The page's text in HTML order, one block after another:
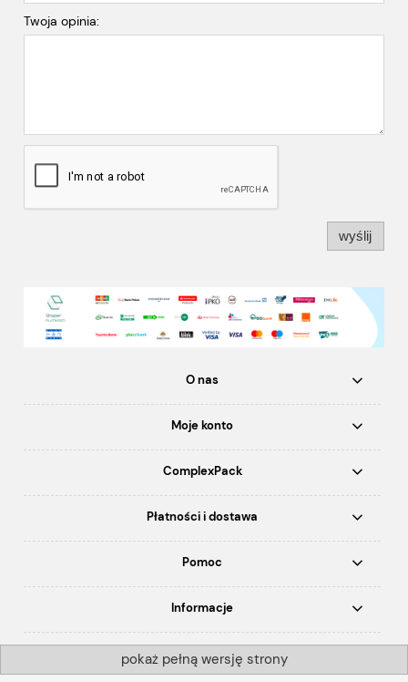
Twoja opinia:
wyślij
O nas
Moje konto
ComplexPack
Płatności i dostawa
Pomoc
Informacje
pokaż pełną wersję strony